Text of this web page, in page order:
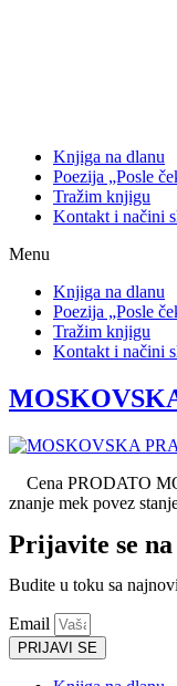
Knjiga na dlanu
Poezija „Posle
Tražim knjigu
Kontakt i načini
Menu
Knjiga na dlanu
Poezija „Posle
Tražim knjigu
Kontakt i načini
Cena PRODATO
znanje mek povez
Prijavite se
Budite u toku sa
Email
PRIJAVI SE